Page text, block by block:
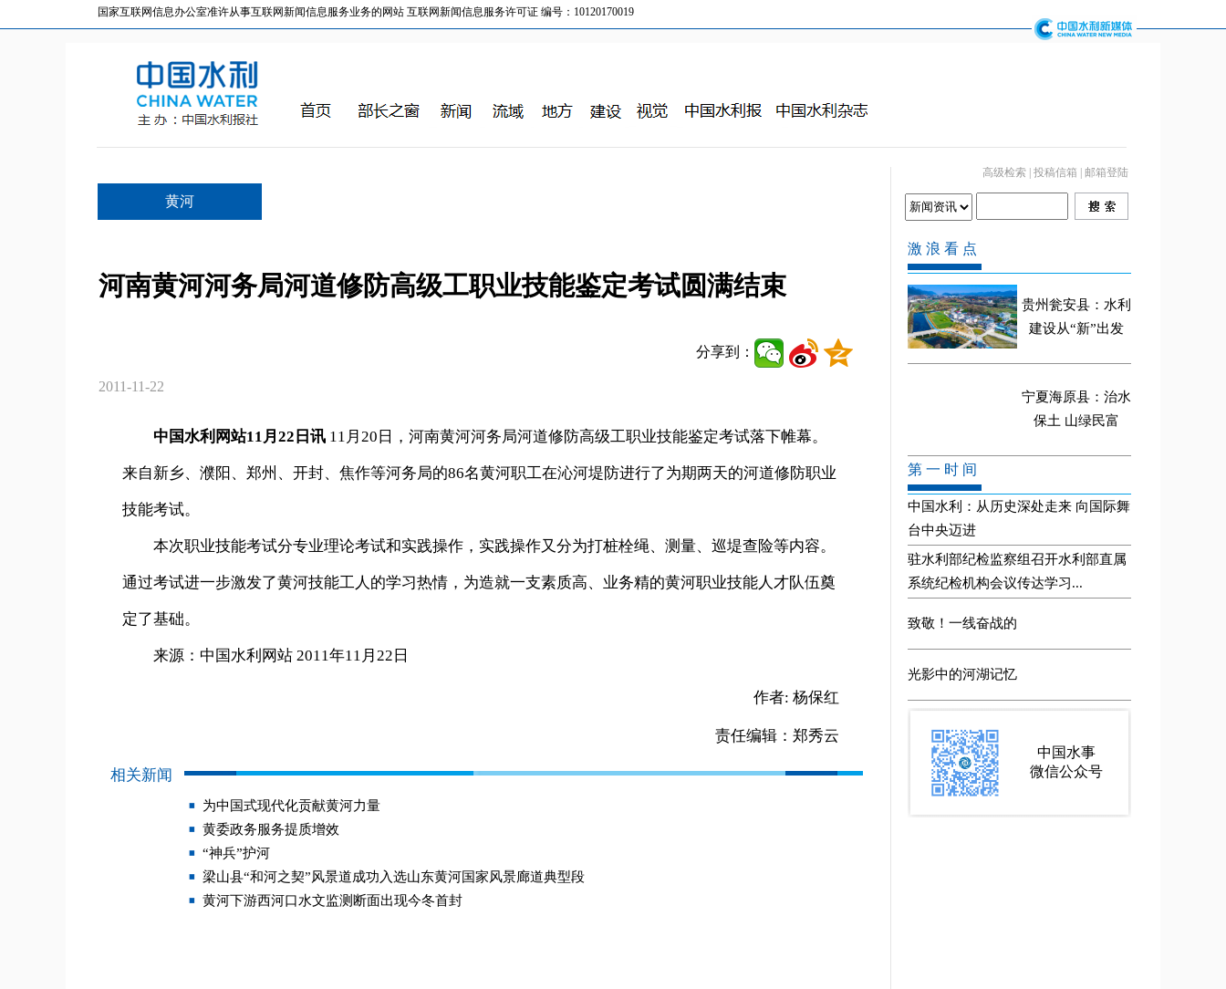
国家互联网信息办公室准许从事互联网新闻信息服务业务的网站 互联网新闻信息服务许可证 编号：10120170019
黄河
高级检索 投稿信箱 邮箱登陆
河南黄河河务局河道修防高级工职业技能鉴定考试圆满结束
分享到：
2011-11-22
中国水利网站11月22日讯 11月20日，河南黄河河务局河道修防高级工职业技能鉴定考试落下帷幕。
来自新乡、濮阳、郑州、开封、焦作等河务局的86名黄河职工在沁河堤防进行了为期两天的河道修防职业
技能考试。
本次职业技能考试分专业理论考试和实践操作，实践操作又分为打桩栓绳、测量、巡堤查险等内容。
通过考试进一步激发了黄河技能工人的学习热情，为造就一支素质高、业务精的黄河职业技能人才队伍奠
定了基础。
来源：中国水利网站 2011年11月22日
作者: 杨保红
责任编辑：郑秀云
相关新闻
为中国式现代化贡献黄河力量
黄委政务服务提质增效
“神兵”护河
梁山县“和河之契”风景道成功入选山东黄河国家风景廊道典型段
黄河下游西河口水文监测断面出现今冬首封